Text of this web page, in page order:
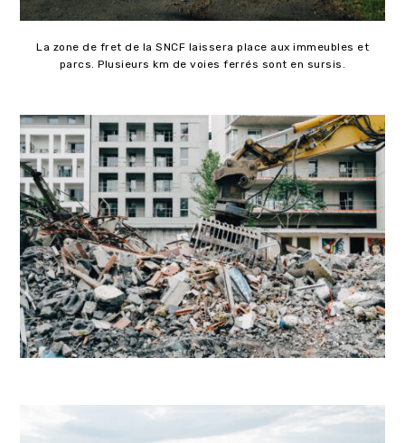
La zone de fret de la SNCF laissera place aux immeubles et
parcs. Plusieurs km de voies ferrés sont en sursis.